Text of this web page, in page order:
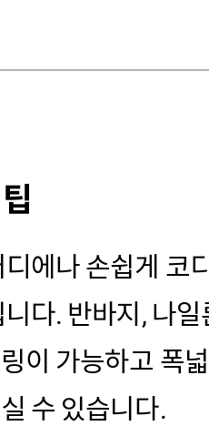
에나 손쉽게 코
다. 반바지, 나
이 가능하고 폭
수 있습니다.